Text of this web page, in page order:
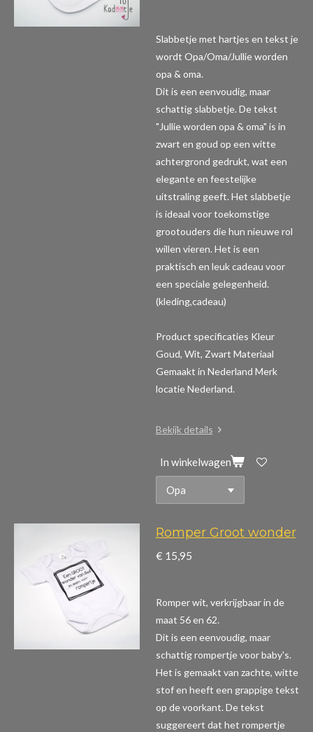
Slabbetje met hartjes en tekst je
wordt Opa/Oma/Jullie worden
opa & oma.
Dit is een eenvoudig, maar
schattig slabbetje. De tekst
"Jullie worden opa & oma" is in
zwart en goud op een witte
achtergrond gedrukt, wat een
elegante en feestelijke
uitstraling geeft. Het slabbetje
is ideaal voor toekomstige
grootouders die hun nieuwe rol
willen vieren. Het is een
praktisch en leuk cadeau voor
een speciale gelegenheid.
(kleding,cadeau)
Product specificaties Kleur
Goud, Wit, Zwart Materiaal
Gemaakt in Nederland Merk
locatie Nederland.
Bekijk details
In winkelwagen
Romper Groot wonder
€ 15,95
Romper wit, verkrijgbaar in de
maat 56 en 62.
Dit is een eenvoudig, maar
schattig rompertje voor baby's.
Het is gemaakt van zachte, witte
stof en heeft een grappige tekst
op de voorkant. De tekst
suggereert dat het rompertje